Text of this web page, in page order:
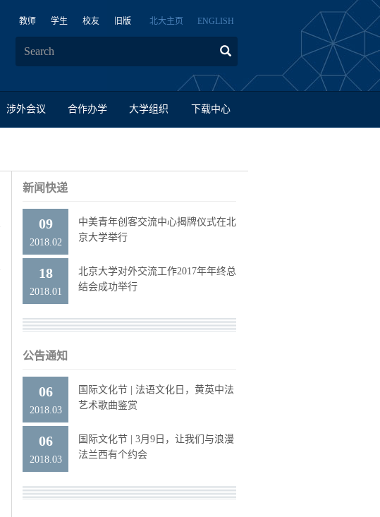
教师 学生 校友 旧版 北大主页 ENGLISH
涉外会议 合作办学 大学组织 下载中心
新闻快递
09
2018.02
中美青年创客交流中心揭牌仪式在北
京大学举行
18
2018.01
北京大学对外交流工作2017年年终总
结会成功举行
公告通知
06
2018.03
国际文化节 | 法语文化日，黄英中法
艺术歌曲鉴赏
06
2018.03
国际文化节 | 3月9日，让我们与浪漫
法兰西有个约会